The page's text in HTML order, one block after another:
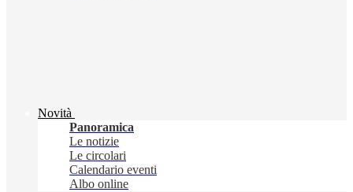
Novità
Panoramica
Le notizie
Le circolari
Calendario eventi
Albo online